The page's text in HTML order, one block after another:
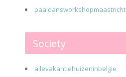
paaldansworkshopmaastricht
Society
allevakantiehuizeninbelgie